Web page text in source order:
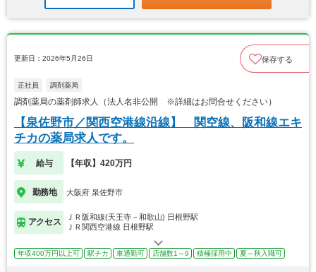
更新日：2026年5月26日 保存する
正社員 調剤薬局
調剤薬局の薬剤師求人（法人名非公開 ※詳細はお問合せください）
【泉佐野市／関西空港線沿線】 関空線、阪和線エキ
チカの薬局求人です。
給与 【年収】420万円
勤務地 大阪府 泉佐野市
アクセス
ＪＲ阪和線(天王寺－和歌山) 日根野駅
ＪＲ関西空港線 日根野駅
年収400万円以上可 駅チカ 車通勤可 店舗数1～9 積極採用中 夏～秋入職可